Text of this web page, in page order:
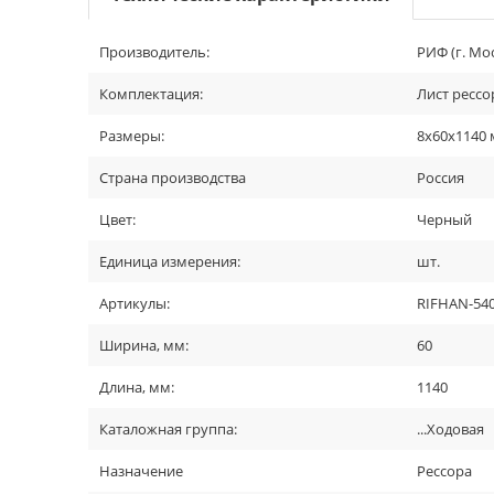
Производитель: РИФ (г.
Комплектация: Лист
Размеры: 8x60x1140
Страна производства Россия
Цвет: Черный
Единица измерения: шт.
Артикулы: RIFHAN-
Ширина, мм: 60
Длина, мм: 1140
Каталожная группа: ...Ходовая
Назначение Рессора